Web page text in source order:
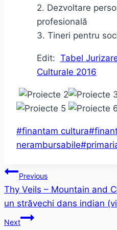
2. Dezvoltare
profesională
3. Tineri pentru
Edit: Tabel
Culturale 2016
Post
Tags:
#finantam cultura#
nerambursabile#
Post
navigation
Previous
Thy Veils – Mountain and
un străvechi dans indian
Next